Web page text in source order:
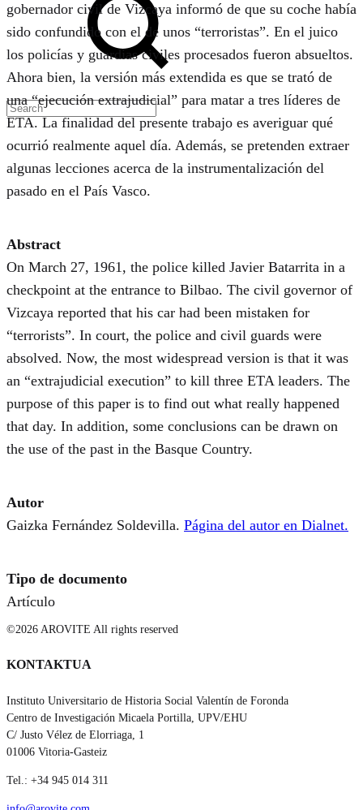
gobernador civil de Vizcaya informó de que su coche había
sido confundido con el de unos “terroristas”. En el juico
los policías y guardias civiles procesados fueron absueltos.
Ahora bien, la versión más extendida es que se trató de
una “ejecución extrajudicial” para matar a tres líderes de
ETA. La finalidad del presente trabajo es averiguar qué
ocurrió realmente aquel día. Además, se pretenden extraer
algunas lecciones acerca de la instrumentalización del
pasado en el País Vasco.
Abstract
On March 27, 1961, the police killed Javier Batarrita in a
checkpoint at the entrance to Bilbao. The civil governor of
Vizcaya reported that his car had been mistaken for
“terrorists”. In court, the police and civil guards were
absolved. Now, the most widespread version is that it was
an “extrajudicial execution” to kill three ETA leaders. The
purpose of this paper is to find out what really happened
that day. In addition, some conclusions can be drawn on
the use of the past in the Basque Country.
Autor
Gaizka Fernández Soldevilla. Página del autor en Dialnet.
Tipo de documento
Artículo
©2026 AROVITE All rights reserved
KONTAKTUA
Instituto Universitario de Historia Social Valentín de Foronda
Centro de Investigación Micaela Portilla, UPV/EHU
C/ Justo Vélez de Elorriaga, 1
01006 Vitoria-Gasteiz
Tel.: +34 945 014 311